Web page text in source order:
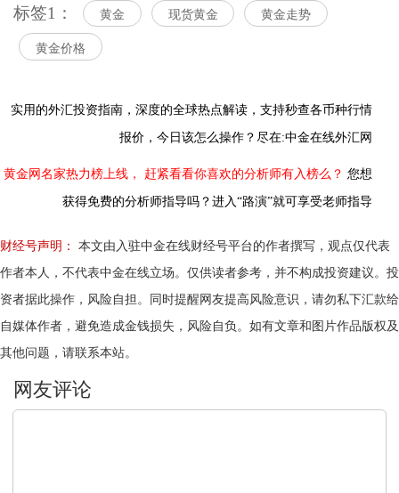
标签1： 黄金 现货黄金 黄金走势
黄金价格
实用的外汇投资指南， 深度的全球热点解读， 支持秒查各币种行情
报价，今日该怎么操作？尽在:中金在线外汇网
黄金网名家热力榜上线， 赶紧看看你喜欢的分析师有入榜么？ 您想
获得免费的分析师指导吗？进入“路演”就可享受老师指导
财经号声明：
本文由入驻中金在线财经号平台的作者撰写，观点仅代表
作者本人，不代表中金在线立场。仅供读者参考，并不构成投资建议。投
资者据此操作，风险自担。同时提醒网友提高风险意识，请勿私下汇款给
自媒体作者，避免造成金钱损失，风险自负。如有文章和图片作品版权及
其他问题，请联系本站。